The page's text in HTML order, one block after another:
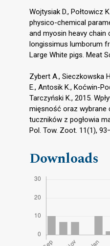
Wojtysiak D., Połtowicz
physico-chemical
and myosin heavy
longissimus lumborum
Large White pigs. Meat
Zybert A., Sieczkowska
E., Antosik K., Koćwin-
Tarczyński K., 2015.
mięsność oraz wybrane
tuczników z pogłowia
Pol. Tow. Zoot. 11(1),
Downloads